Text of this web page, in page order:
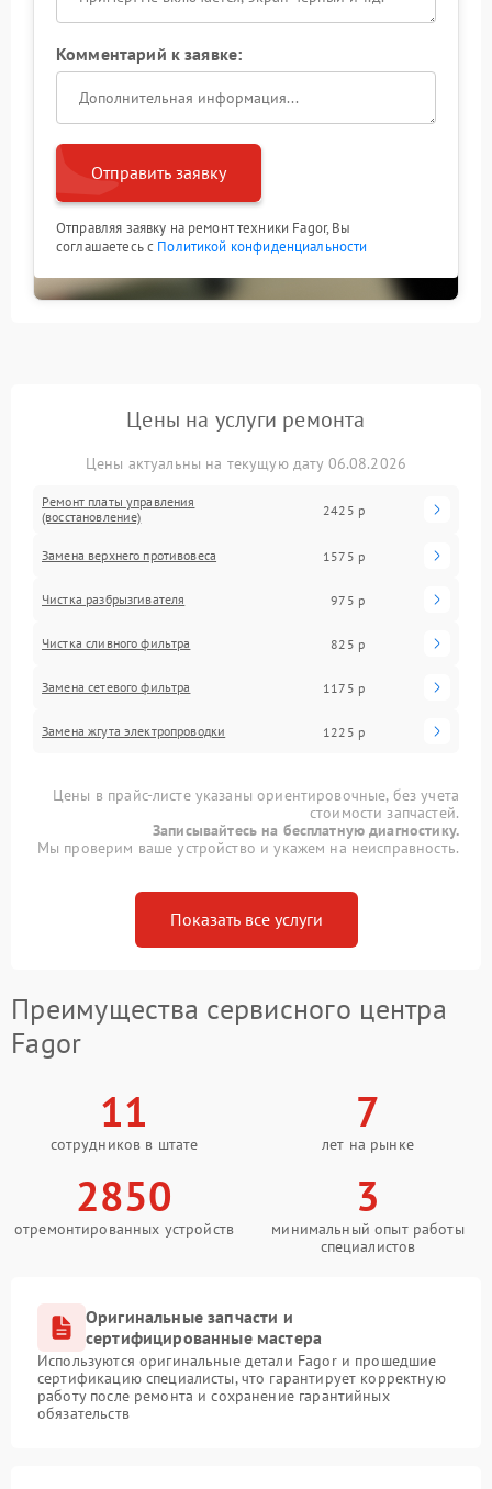
Комментарий к заявке:
Отправить заявку
Отправляя заявку на ремонт техники Fagor, Вы
соглашаетесь с Политикой конфиденциальности
Цены на услуги ремонта
Цены актуальны на текущую дату 06.08.2026
Ремонт платы управления
(восстановление)
2425 р
Замена верхнего противовеса 1575 р
Чистка разбрызгивателя 975 р
Чистка сливного фильтра 825 р
Замена сетевого фильтра 1175 р
Замена жгута электропроводки 1225 р
Цены в прайс-листе указаны ориентировочные, без учета
стоимости запчастей.
Записывайтесь на бесплатную диагностику.
Мы проверим ваше устройство и укажем на неисправность.
Показать все услуги
Преимущества сервисного центра
Fagor
11
сотрудников в штате
7
лет на рынке
2850
отремонтированных устройств
3
минимальный опыт работы
специалистов
Оригинальные запчасти и
сертифицированные мастера
Используются оригинальные детали Fagor и прошедшие
сертификацию специалисты, что гарантирует корректную
работу после ремонта и сохранение гарантийных
обязательств